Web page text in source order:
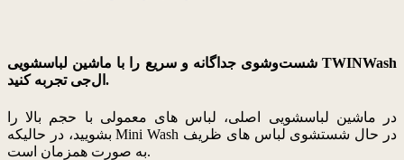
شست‌وشوی جداگانه و سریع را با ماشین لباسشویی TWINWash
ال‌جی تجربه کنید.
در ماشین لباسشویی اصلی، لباس های معمولی با حجم بالا را
بشویید، در حالیکه Mini Wash در حال شستشوی لباس های ظریف
به صورت همزمان است.